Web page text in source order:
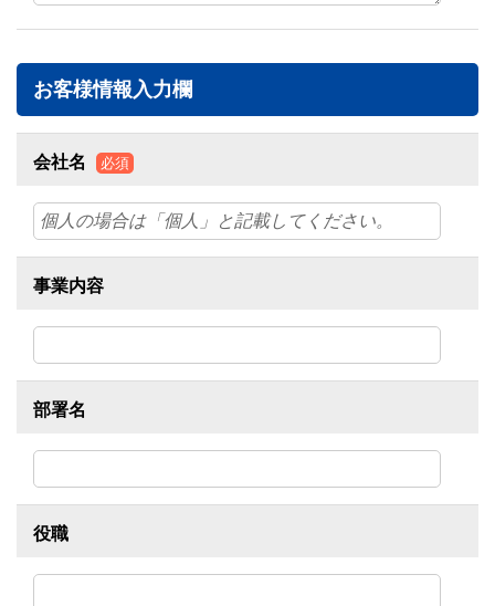
お客様情報入力欄
会社名 必須
事業内容
部署名
役職